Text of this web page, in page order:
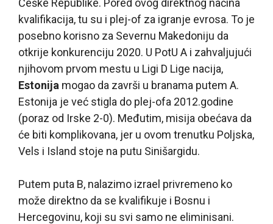
kvalifikacija, tu su i plej-of za igranje evrosa. To je
posebno korisno za Severnu Makedoniju da
otkrije konkurenciju 2020. U PotU A i zahvaljujući
njihovom prvom mestu u Ligi D Lige nacija,
Estonija mogao da završi u branama putem A.
Estonija je već stigla do plej-ofa 2012.godine
(poraz od Irske 2-0). Međutim, misija obećava da
će biti komplikovana, jer u ovom trenutku Poljska,
Vels i Island stoje na putu Sinišargidu.
Putem puta B, nalazimo izrael privremeno ko
može direktno da se kvalifikuje i Bosnu i
Hercegovinu, koji su svi samo ne eliminisani.